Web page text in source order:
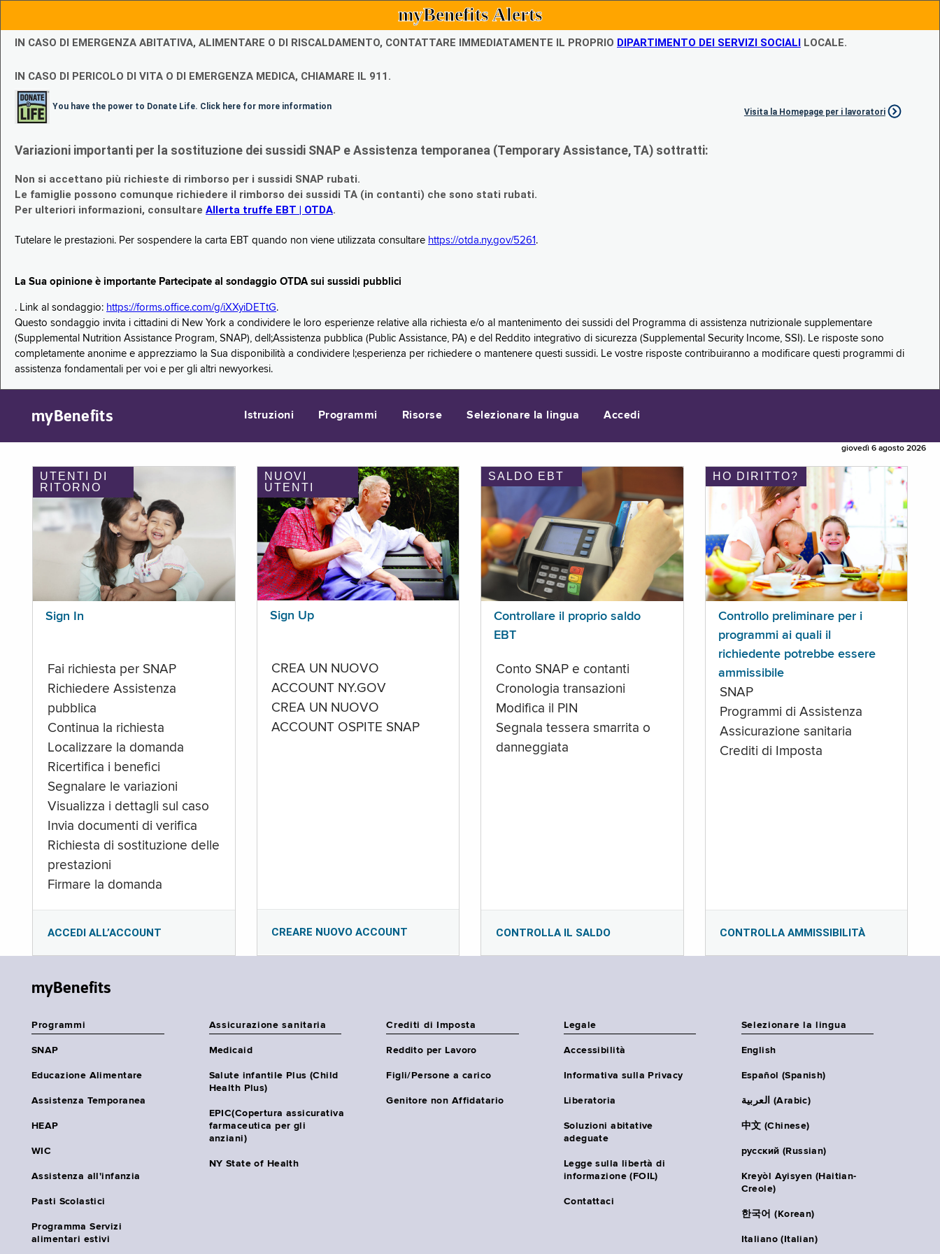
myBenefits Alerts
IN CASO DI EMERGENZA ABITATIVA, ALIMENTARE O DI RISCALDAMENTO, CONTATTARE IMMEDIATAMENTE IL PROPRIO DIPARTIMENTO DEI SERVIZI SOCIALI LOCALE.
IN CASO DI PERICOLO DI VITA O DI EMERGENZA MEDICA, CHIAMARE IL 911.
You have the power to Donate Life. Click here for more information
Visita la Homepage per i lavoratori
Variazioni importanti per la sostituzione dei sussidi SNAP e Assistenza temporanea (Temporary Assistance, TA) sottratti:
Non si accettano più richieste di rimborso per i sussidi SNAP rubati.
Le famiglie possono comunque richiedere il rimborso dei sussidi TA (in contanti) che sono stati rubati.
Per ulteriori informazioni, consultare Allerta truffe EBT | OTDA.
Tutelare le prestazioni. Per sospendere la carta EBT quando non viene utilizzata consultare https://otda.ny.gov/5261 .
La Sua opinione è importante Partecipate al sondaggio OTDA sui sussidi pubblici
. Link al sondaggio: https://forms.office.com/g/iXXyiDETtG.
Questo sondaggio invita i cittadini di New York a condividere le loro esperienze relative alla richiesta e/o al mantenimento dei sussidi del Programma di assistenza nutrizionale supplementare
(Supplemental Nutrition Assistance Program, SNAP), dell;Assistenza pubblica (Public Assistance, PA) e del Reddito integrativo di sicurezza (Supplemental Security Income, SSI). Le risposte sono
completamente anonime e apprezziamo la Sua disponibilità a condividere l;esperienza per richiedere o mantenere questi sussidi. Le vostre risposte contribuiranno a modificare questi programmi di
assistenza fondamentali per voi e per gli altri newyorkesi.
myBenefits Istruzioni Programmi Risorse Selezionare la lingua Accedi
giovedì 6 agosto 2026
UTENTI DI
RITORNO
Sign In
Fai richiesta per SNAP
Richiedere Assistenza
pubblica
Continua la richiesta
Localizzare la domanda
Ricertifica i benefici
Segnalare le variazioni
Visualizza i dettagli sul caso
Invia documenti di verifica
Richiesta di sostituzione delle
prestazioni
Firmare la domanda
ACCEDI ALL’ACCOUNT
NUOVI
UTENTI
Sign Up
CREA UN NUOVO
ACCOUNT NY.GOV
CREA UN NUOVO
ACCOUNT OSPITE SNAP
CREARE NUOVO ACCOUNT
SALDO EBT
Controllare il proprio saldo
EBT
Conto SNAP e contanti
Cronologia transazioni
Modifica il PIN
Segnala tessera smarrita o
danneggiata
CONTROLLA IL SALDO
HO DIRITTO?
Controllo preliminare per i
programmi ai quali il
richiedente potrebbe essere
ammissibile
SNAP
Programmi di Assistenza
Assicurazione sanitaria
Crediti di Imposta
CONTROLLA AMMISSIBILITÀ
myBenefits
Programmi
SNAP
Educazione Alimentare
Assistenza Temporanea
HEAP
WIC
Assistenza all'infanzia
Pasti Scolastici
Programma Servizi
alimentari estivi
Assicurazione sanitaria
Medicaid
Salute infantile Plus (Child
Health Plus)
EPIC(Copertura assicurativa
farmaceutica per gli
anziani)
NY State of Health
Crediti di Imposta
Reddito per Lavoro
Figli/Persone a carico
Genitore non Affidatario
Legale
Accessibilità
Informativa sulla Privacy
Liberatoria
Soluzioni abitative
adeguate
Legge sulla libertà di
informazione (FOIL)
Contattaci
Selezionare la lingua
English
Español (Spanish)
العربية (Arabic)
中文 (Chinese)
русский (Russian)
Kreyòl Ayisyen (Haitian-
Creole)
한국어 (Korean)
Italiano (Italian)